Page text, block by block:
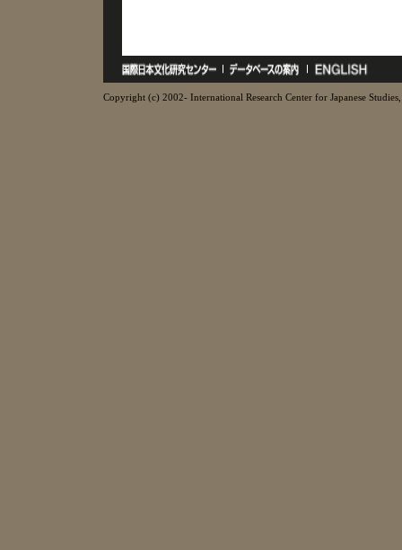
Copyright (c) 2002- International Research Center for Japanese